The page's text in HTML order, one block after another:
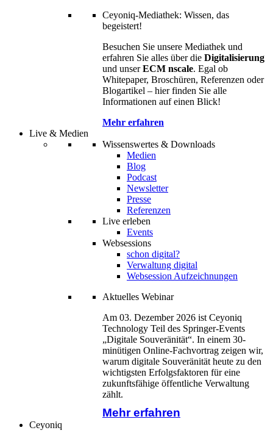
Ceyoniq-Mediathek: Wissen, das
begeistert!
Besuchen Sie unsere Mediathek und
erfahren Sie alles über die Digitalisierung
und unserECM nscale. Egal ob
Whitepaper, Broschüren, Referenzen oder
Blogartikel – hier finden Sie alle
Informationen auf einen Blick!
Mehr erfahren
Live & Medien
Wissenswertes & Downloads
Medien
Blog
Podcast
Newsletter
Presse
Referenzen
Live erleben
Events
Websessions
schon digital?
Verwaltung digital
Websession Aufzeichnungen
Aktuelles Webinar
Am 03. Dezember 2026 ist Ceyoniq
Technology Teil des Springer-Events
„Digitale Souveränität“. In einem 30-
minütigen Online-Fachvortrag zeigen wir,
warum digitale Souveränität heute zu den
wichtigsten Erfolgsfaktoren für eine
zukunftsfähige öffentliche Verwaltung
zählt.
Mehr erfahren
Ceyoniq